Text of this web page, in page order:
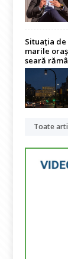
Situația
marile
seară
Toate